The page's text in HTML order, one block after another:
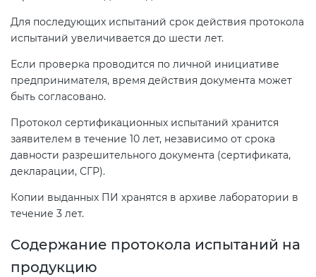
Для последующих испытаний срок действия протокола
испытаний увеличивается до шести лет.
Если проверка проводится по личной инициативе
предпринимателя, время действия документа может
быть согласовано.
Протокол сертификационных испытаний хранится
заявителем в течение 10 лет, независимо от срока
давности разрешительного документа (сертификата,
декларации, СГР).
Копии выданных ПИ хранятся в архиве лаборатории в
течение 3 лет.
Содержание протокола испытаний на
продукцию